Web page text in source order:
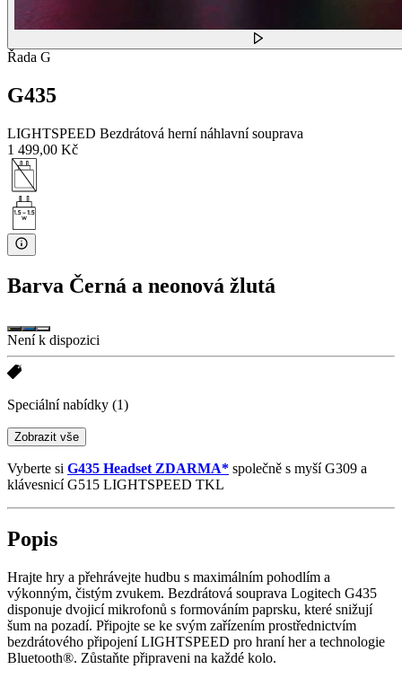
Řada G
G435
LIGHTSPEED Bezdrátová herní náhlavní souprava
1 499,00 Kč
Barva Černá a neonová žlutá
Není k dispozici
Speciální nabídky (1)
Zobrazit vše
Vyberte si G435 Headset ZDARMA* společně s myší G309 a
klávesnicí G515 LIGHTSPEED TKL
Popis
Hrajte hry a přehrávejte hudbu s maximálním pohodlím a
výkonným, čistým zvukem. Bezdrátová souprava Logitech G435
disponuje dvojicí mikrofonů s formováním paprsku, které snižují
šum na pozadí. Připojte se ke svým zařízením prostřednictvím
bezdrátového připojení LIGHTSPEED pro hraní her a technologie
Bluetooth®. Zůstaňte připraveni na každé kolo.